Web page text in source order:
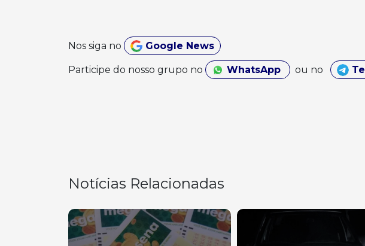
Nos siga no Google News
Participe do nosso grupo no WhatsApp ou no
Notícias Relacionadas